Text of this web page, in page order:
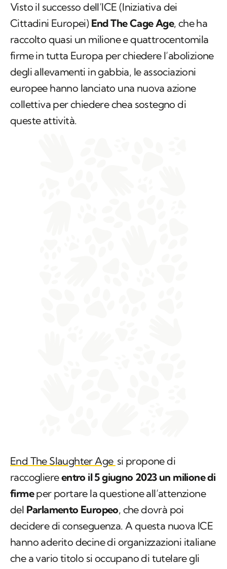
Visto il successo dell’ICE (Iniziativa dei
Cittadini Europei) End The Cage Age, che ha
raccolto quasi un milione e quattrocentomila
firme in tutta Europa per chiedere l’abolizione
degli allevamenti in gabbia, le associazioni
europee hanno lanciato una nuova azione
collettiva per chiedere chea sostegno di
queste attività.
End The Slaughter Age si propone di
raccogliereentro il 5 giugno 2023 un milione di
firmeper portare la questione all’attenzione
del Parlamento Europeo, che dovrà poi
decidere di conseguenza. A questa nuova ICE
hanno aderito decine di organizzazioni italiane
che a vario titolo si occupano di tutelare gli